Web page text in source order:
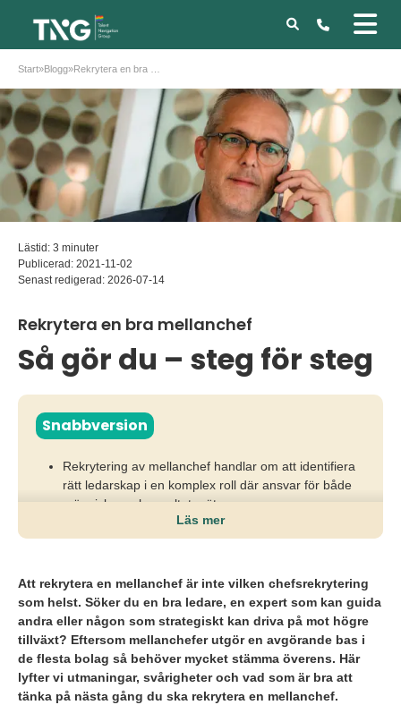
Start»Blogg»
Lästid: 3 minuter
Publicerad: 2021-11-02
Senast redigerad: 2026-07-14
Rekrytera en bra mellanchef
Så gör du – steg för steg
Snabbversion
Rekrytering av mellanchef handlar om att identifiera
rätt ledarskap i en komplex roll där ansvar för både
människor och resultat möts.
Fel val riskerar otydligt ledarskap, svåra beslut som
affärsresultat.
Organisationer behöver kartlägga rollens krav,
prioritera rätt egenskaper, involvera teamet och tidigt
mäta ledarskapsförmåga för att skapa en hållbar och
träffsäker rekrytering.
Läs mer
Att rekrytera en mellanchef är inte vilken chefsrekrytering
som helst. Söker du en bra ledare, en expert som kan guida
andra eller någon som strategiskt kan driva på mot högre
tillväxt? Eftersom mellanchefer utgör en avgörande bas i
de flesta bolag så behöver mycket stämma överens. Här
lyfter vi utmaningar, svårigheter och vad som är bra att
tänka på nästa gång du ska rekrytera en mellanchef.